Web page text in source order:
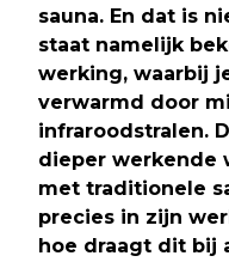
sauna. En dat is
staat namelijk
werking, waarbij
verwarmd door
infraroodstralen.
dieper werkende
met traditionele
precies in zijn
hoe draagt dit bij